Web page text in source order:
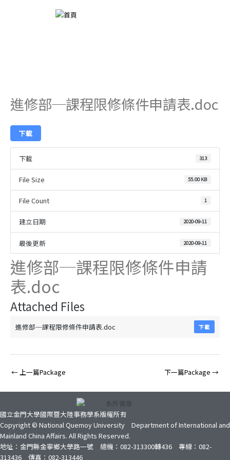
進修部─課程限修條件申請表.doc
下載
下載 313
File Size 55.00 KB
File Count 1
建立日期 2020-09-11
最後更新 2020-09-11
進修部─課程限修條件申請
表.doc
Attached Files
進修部─課程限修條件申請表.doc 下載
←上一篇Package 下一篇Package →
國立金門大學國際暨大陸事務學系版權所有
Copyright © National Quemoy University Department of International and
Mainland China Affairs. All Rights Reserved.
地址：金門縣金寧鄉大學路一號 總機：082-313300轉436 專線：082-
313436 傳真：082-313446